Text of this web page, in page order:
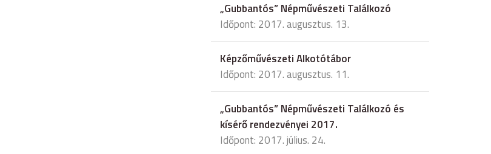
„Gubbantós” Népművészeti Találkozó
Időpont: 2017. augusztus. 13.
Képzőművészeti Alkotótábor
Időpont: 2017. augusztus. 11.
„Gubbantós” Népművészeti Találkozó és
kísérő rendezvényei 2017.
Időpont: 2017. július. 24.